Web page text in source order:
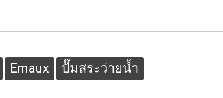
Emaux ปั๊มสระว่ายน้ำ